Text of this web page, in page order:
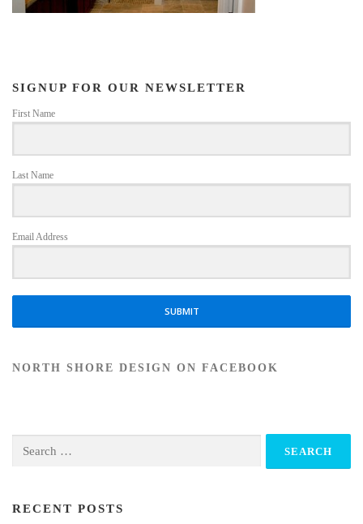
SIGNUP FOR OUR NEWSLETTER
First Name
Last Name
Email Address
SUBMIT
NORTH SHORE DESIGN ON FACEBOOK
for:
RECENT POSTS